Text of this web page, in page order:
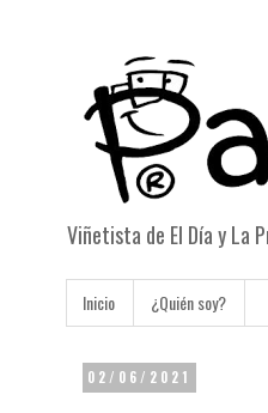
Viñetista de El Día y La
Inicio ¿Quién soy?
02/06/2021